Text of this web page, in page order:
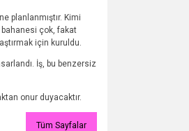
planlanmıştır. Kimi
bahanesi çok, fakat
için kuruldu.
İş, bu benzersiz
onur duyacaktır.
Tüm Sayfalar